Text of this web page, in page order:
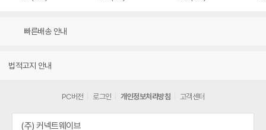
빠른배송 안내
법적고지 안내
PC버전 로그인 개인정보처리방침 고객센터
(주) 커넥트웨이브